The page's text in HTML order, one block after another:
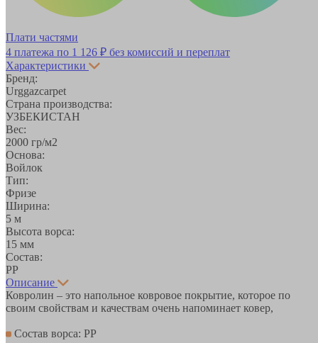
Плати частями
4 платежа по 1 126 ₽ без комиссий и переплат
Характеристики
Бренд:
Urggazcarpet
Страна производства:
УЗБЕКИСТАН
Вес:
2000 гр/м2
Основа:
Войлок
Тип:
Фризе
Ширина:
5 м
Высота ворса:
15 мм
Состав:
PP
Описание
Ковролин – это напольное ковровое покрытие, которое по
своим свойствам и качествам очень напоминает ковер,
Состав ворса: PР